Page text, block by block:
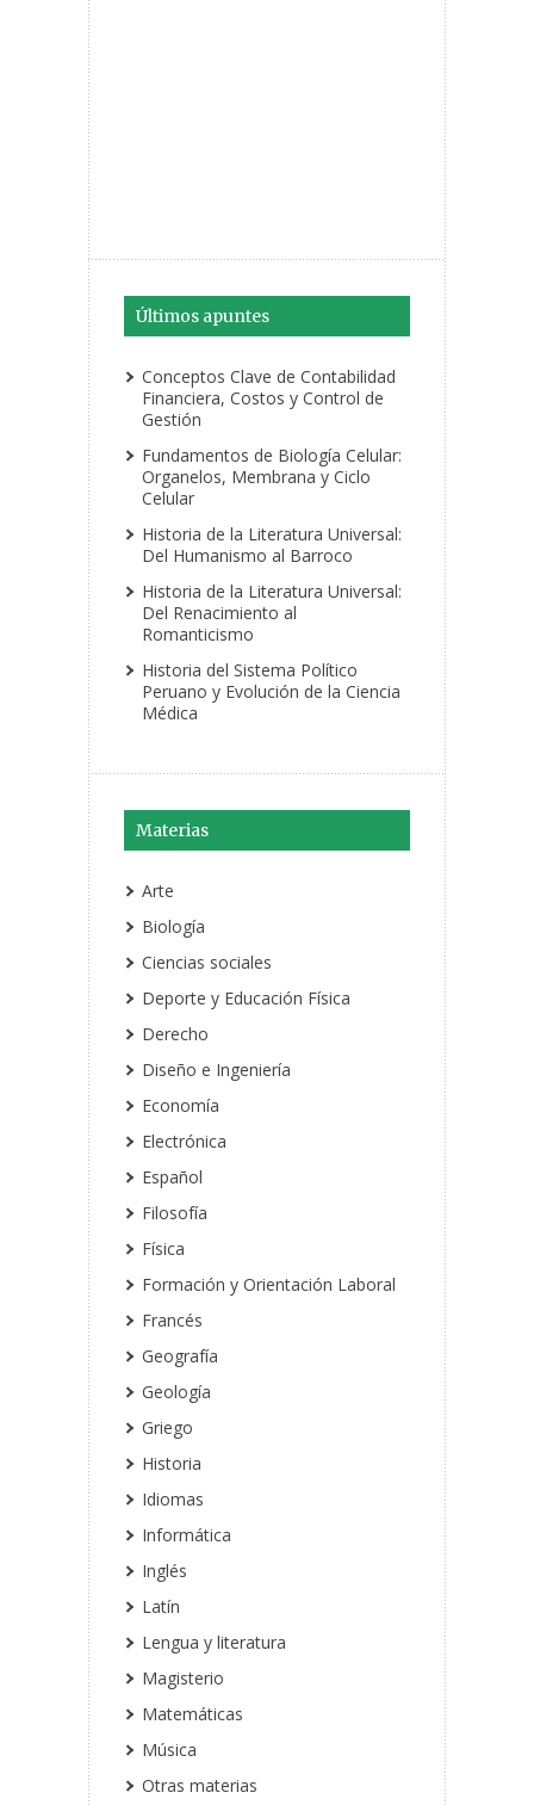
Últimos apuntes
Conceptos Clave de Contabilidad
Financiera, Costos y Control de
Gestión
Fundamentos de Biología Celular:
Organelos, Membrana y Ciclo
Celular
Historia de la Literatura Universal:
Del Humanismo al Barroco
Historia de la Literatura Universal:
Del Renacimiento al
Romanticismo
Historia del Sistema Político
Peruano y Evolución de la Ciencia
Médica
Materias
Arte
Biología
Ciencias sociales
Deporte y Educación Física
Derecho
Diseño e Ingeniería
Economía
Electrónica
Español
Filosofía
Física
Formación y Orientación Laboral
Francés
Geografía
Geología
Griego
Historia
Idiomas
Informática
Inglés
Latín
Lengua y literatura
Magisterio
Matemáticas
Música
Otras materias